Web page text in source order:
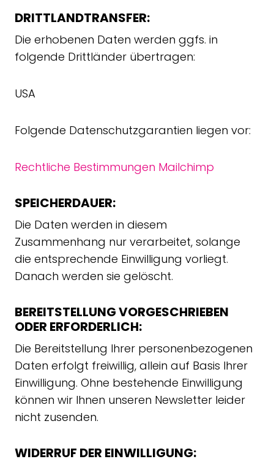
DRITTLANDTRANSFER:
Die erhobenen Daten werden ggfs. in
folgende Drittländer übertragen:
USA
Folgende Datenschutzgarantien liegen vor:
Rechtliche Bestimmungen Mailchimp
SPEICHERDAUER:
Die Daten werden in diesem
Zusammenhang nur verarbeitet, solange
die entsprechende Einwilligung vorliegt.
Danach werden sie gelöscht.
BEREITSTELLUNG VORGESCHRIEBEN
ODER ERFORDERLICH:
Die Bereitstellung Ihrer personenbezogenen
Daten erfolgt freiwillig, allein auf Basis Ihrer
Einwilligung. Ohne bestehende Einwilligung
können wir Ihnen unseren Newsletter leider
nicht zusenden.
WIDERRUF DER EINWILLIGUNG: